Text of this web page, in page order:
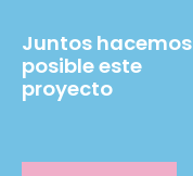
Juntos hacemos
posible este
proyecto